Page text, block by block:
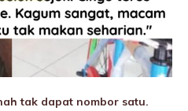
tak dapat nombor satu.